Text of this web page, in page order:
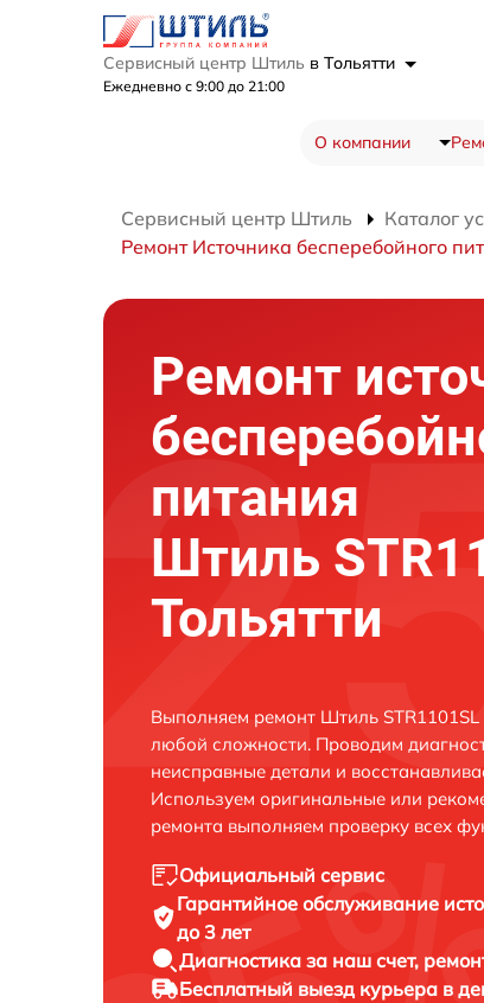
Сервисный центр Штиль в Тольятти
Ежедневно с 9:00 до 21:00
О компании
Сервисный центр Штиль Каталог
Ремонт Источника бесперебойного
Ремонт
питания
Штиль
Тольятти
Выполняем ремонт Штиль STR1101SL
любой сложности. Проводим
неисправные детали и
Используем оригинальные или
ремонта выполняем проверку всех
Официальный сервис
Гарантийное обслуживание
до 3 лет
Диагностика за наш счет,
Бесплатный выезд курьера в